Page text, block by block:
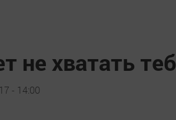
не хватать
- 14:00